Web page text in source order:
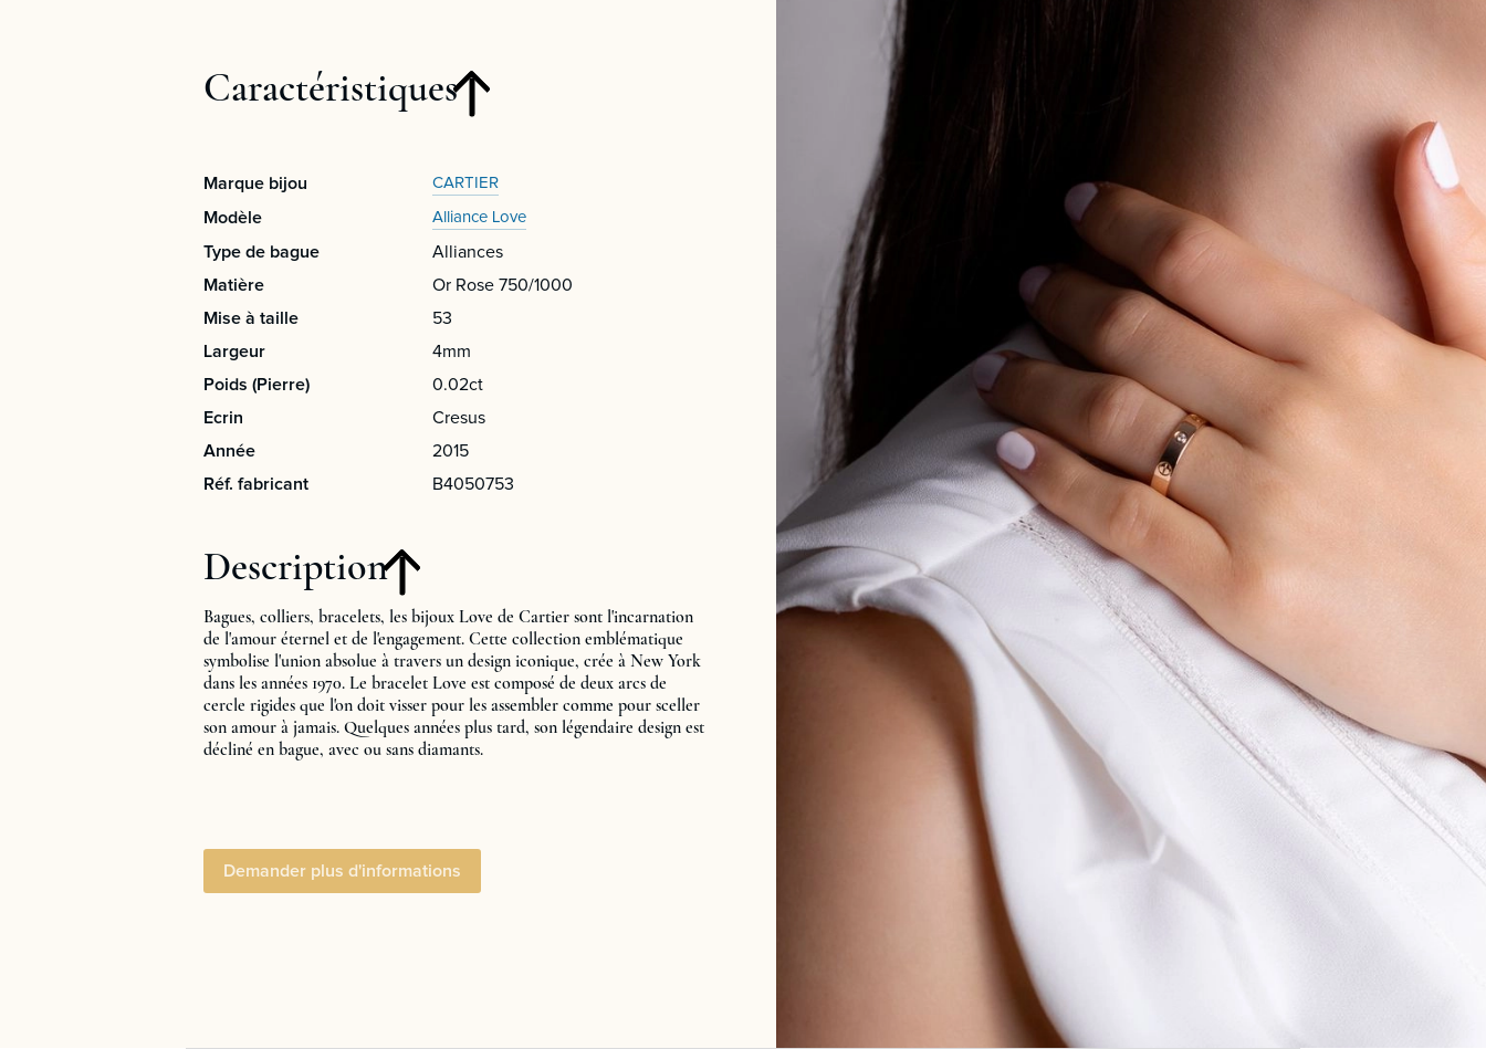
Caractéristiques
Marque bijou CARTIER
Modèle Alliance Love
Type de bague
Alliances
Matière
Or Rose 750/1000
Mise à taille
53
Largeur
4mm
Poids (Pierre)
0.02ct
Ecrin
Cresus
Année
2015
Réf. fabricant
B4050753
Description
Bagues, colliers, bracelets, les bijoux Love de Cartier sont l'incarnation
de l'amour éternel et de l'engagement. Cette collection emblématique
symbolise l'union absolue à travers un design iconique, crée à New York
dans les années 1970. Le bracelet Love est composé de deux arcs de
cercle rigides que l'on doit visser pour les assembler comme pour sceller
son amour à jamais. Quelques années plus tard, son légendaire design est
décliné en bague, avec ou sans diamants.
Demander plus d'informations